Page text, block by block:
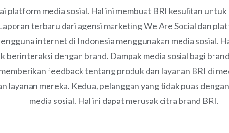
platform media sosial. Hal ini membuat BRI kesulitan
terbaru dari agensi marketing We Are Social dan
internet di Indonesia menggunakan media sosial.
berinteraksi dengan brand. Dampak media sosial bagi
feedback tentang produk dan layanan BRI di
layanan mereka. Kedua, pelanggan yang tidak puas
media sosial. Hal ini dapat merusak citra brand BRI.